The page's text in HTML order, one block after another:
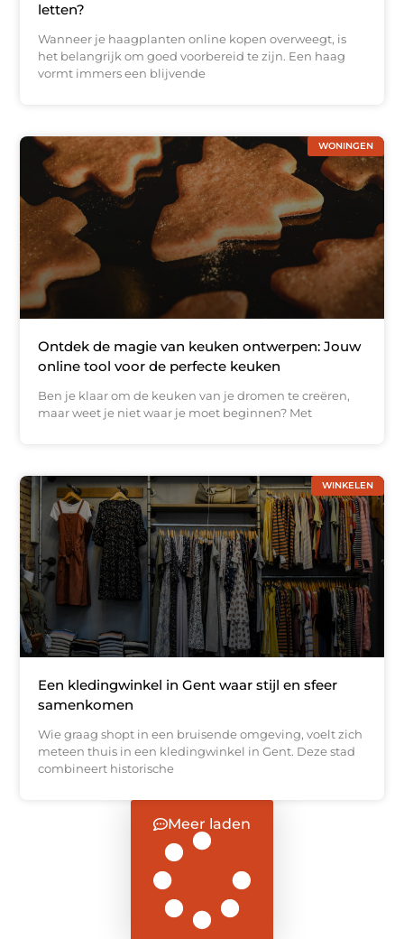
letten?
Wanneer je haagplanten online kopen overweegt, is
het belangrijk om goed voorbereid te zijn. Een haag
vormt immers een blijvende
WONINGEN
Ontdek de magie van keuken ontwerpen: Jouw
online tool voor de perfecte keuken
Ben je klaar om de keuken van je dromen te creëren,
maar weet je niet waar je moet beginnen? Met
WINKELEN
Een kledingwinkel in Gent waar stijl en sfeer
samenkomen
Wie graag shopt in een bruisende omgeving, voelt zich
meteen thuis in een kledingwinkel in Gent. Deze stad
combineert historische
Meer laden